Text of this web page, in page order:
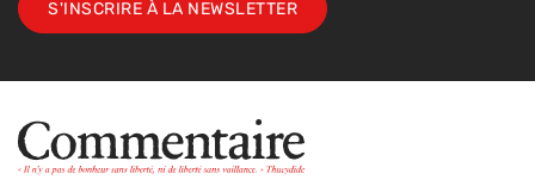
S'INSCRIRE À LA NEWSLETTER